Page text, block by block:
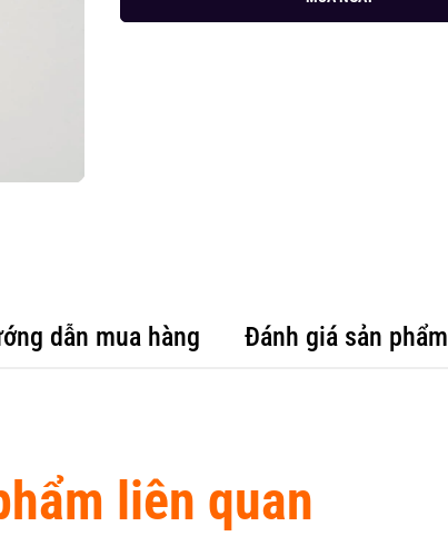
dẫn mua hàng Đánh giá sản phẩm
liên quan